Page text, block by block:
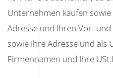
Unternehmen kaufen
Adresse und Ihren Vor-
sowie Ihre Adresse und als
Firmennamen und Ihre